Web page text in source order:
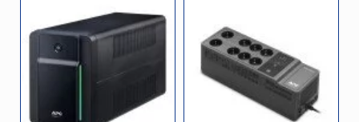
80%
Gestion d'énergie
d'énergie
310 J